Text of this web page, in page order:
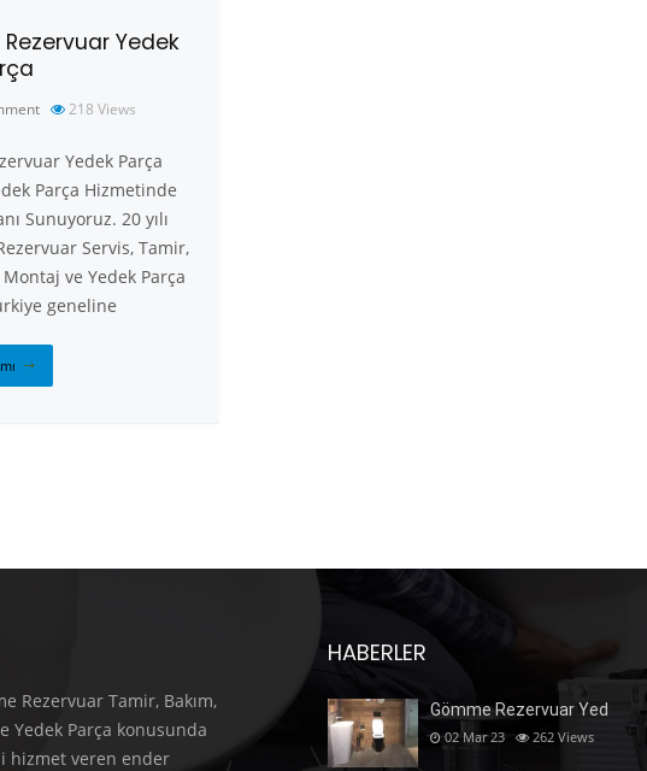
Yedek
218 Views
Yedek Parça
Parça Hizmetinde
Sunuyoruz. 20 yılı
Servis, Tamir,
Montaj ve Yedek Parça
geneline
Rezervuar Tamir, Bakım,
Yedek Parça konusunda
hizmet veren ender
HABERLER
Gömme Rezervuar Yed
02 Mar 23 262 Views